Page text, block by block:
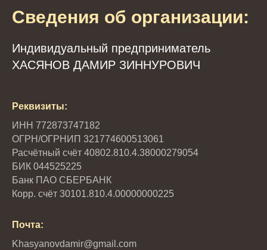
Сведения об организации:
Индивидуальный предприниматель
ХАСЯНОВ ДАМИР ЗИННУРОВИЧ
Реквизиты:
ИНН 772873747182
ОГРН/ОГРНИП 321774600513061
Расчётный счёт 40802.810.4.38000279054
БИК 044525225
Банк ПАО СБЕРБАНК
Корр. счёт 30101.810.4.00000000225
Почта:
Khasyanovdamir@gmail.com